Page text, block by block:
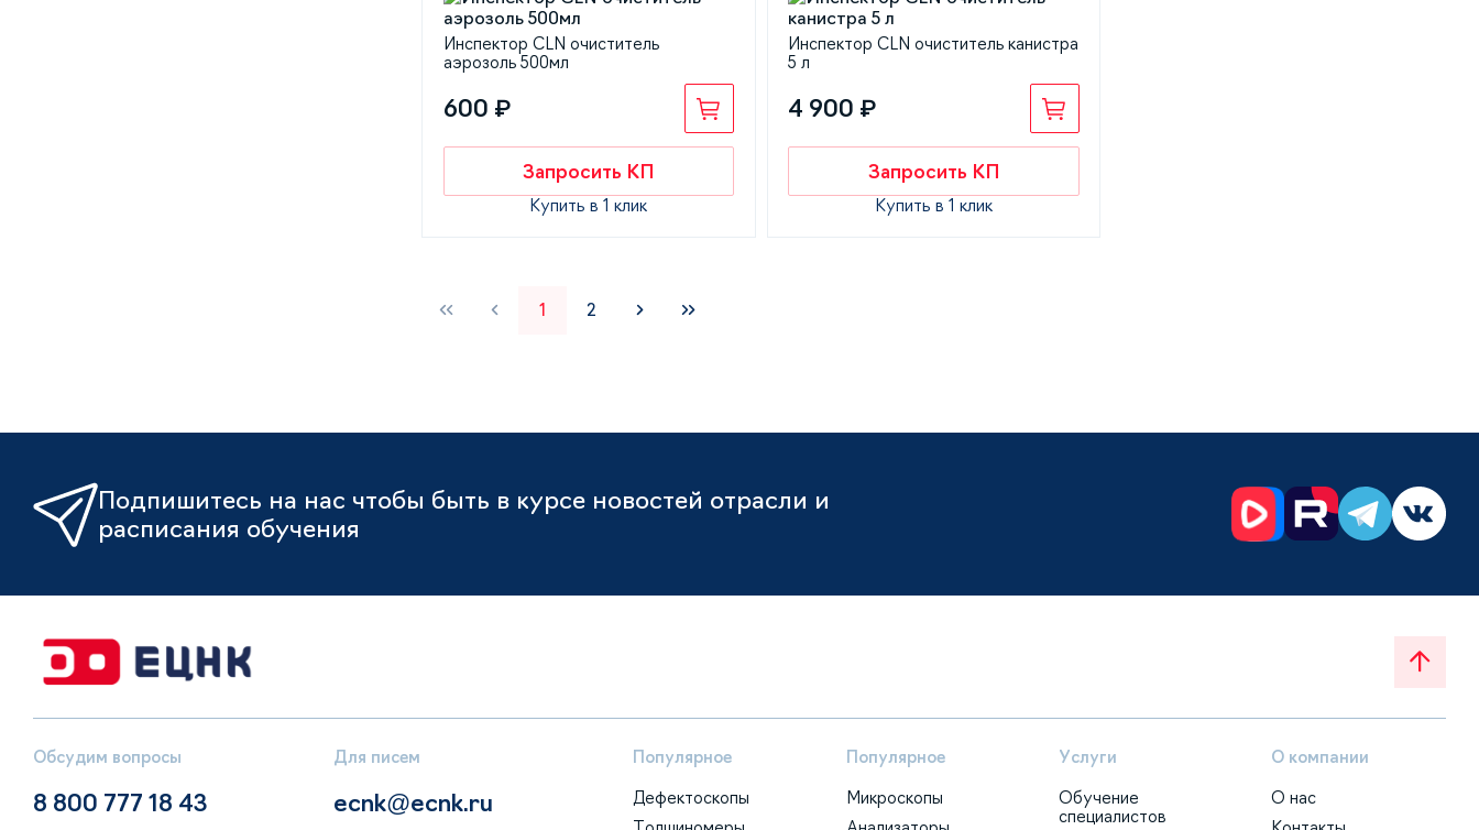
Инспектор CLN очиститель
аэрозоль 500мл
600 ₽
Запросить КП
Купить в 1 клик
Инспектор CLN очиститель канистра
5 л
4 900 ₽
Запросить КП
Купить в 1 клик
1 2
Подпишитесь на нас чтобы быть в курсе новостей отрасли и
расписания обучения
Обсудим вопросы
8 800 777 18 43
Для писем
ecnk@ecnk.ru
Популярное
Дефектоскопы
Популярное
Микроскопы
Услуги
Обучение
специалистов
О компании
О нас